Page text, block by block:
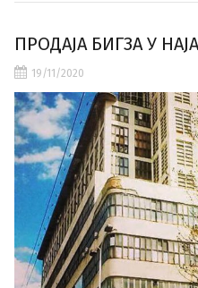
ПРОДАЈА БИГЗА У
19/11/2020